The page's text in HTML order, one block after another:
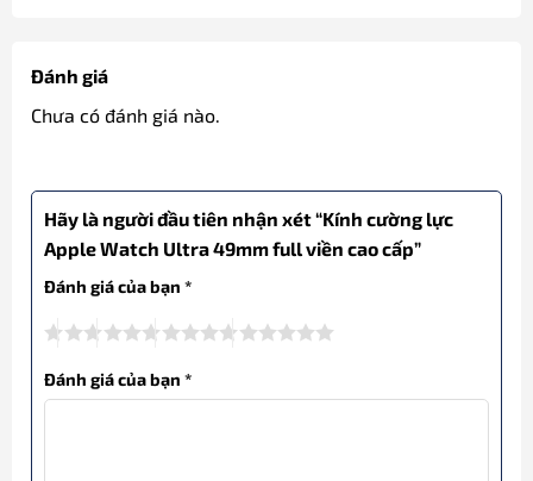
Đánh giá
Chưa có đánh giá nào.
Hãy là người đầu tiên nhận xét “Kính cường lực
Apple Watch Ultra 49mm full viền cao cấp”
Đánh giá của bạn *
Đánh giá của bạn *